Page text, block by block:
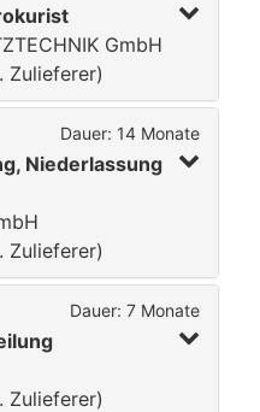
GmbH
Zulieferer)
Dauer: 14 Monate
Niederlassung
Zulieferer)
Dauer: 7 Monate
Zulieferer)